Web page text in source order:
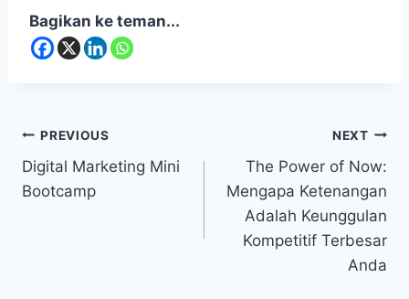
Bagikan ke teman...
PREVIOUS
Digital Marketing Mini
Bootcamp
NEXT
The Power of Now:
Mengapa Ketenangan
Adalah Keunggulan
Kompetitif Terbesar
Anda